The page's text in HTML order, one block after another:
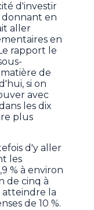
d'investir
donnant en
aller
en
rapport le
de
si on
avec
les dix
plus
d'y aller
les
% à environ
de cinq à
atteindre la
de 10 %.